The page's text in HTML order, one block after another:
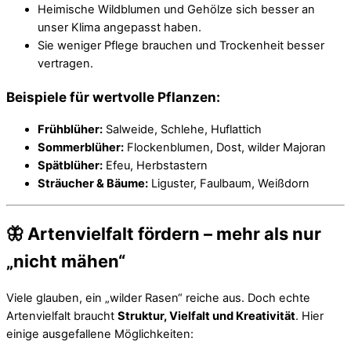
Heimische Wildblumen und Gehölze sich besser an
unser Klima angepasst haben.
Sie weniger Pflege brauchen und Trockenheit besser
vertragen.
Beispiele für wertvolle Pflanzen:
Frühblüher: Salweide, Schlehe, Huflattich
Sommerblüher: Flockenblumen, Dost, wilder Majoran
Spätblüher: Efeu, Herbstastern
Sträucher & Bäume: Liguster, Faulbaum, Weißdorn
🦋 Artenvielfalt fördern – mehr als nur
„nicht mähen“
Viele glauben, ein „wilder Rasen“ reiche aus. Doch echte
Artenvielfalt braucht Struktur, Vielfalt und Kreativität. Hier
einige ausgefallene Möglichkeiten: